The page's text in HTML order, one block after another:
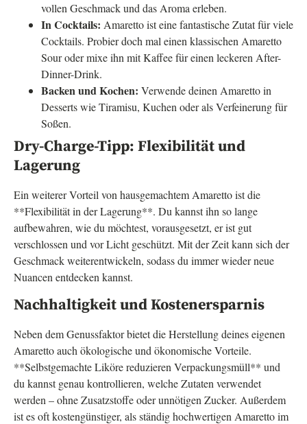
vollen Geschmack und das Aroma erleben.
In Cocktails: Amaretto ist eine fantastische Zutat für viele
Cocktails. Probier doch mal einen klassischen Amaretto
Sour oder mixe ihn mit Kaffee für einen leckeren After-
Dinner-Drink.
Backen und Kochen: Verwende deinen Amaretto in
Desserts wie Tiramisu, Kuchen oder als Verfeinerung für
Soßen.
Dry-Charge-Tipp: Flexibilität und
Lagerung
Ein weiterer Vorteil von hausgemachtem Amaretto ist die
**Flexibilität in der Lagerung**. Du kannst ihn so lange
aufbewahren, wie du möchtest, vorausgesetzt, er ist gut
verschlossen und vor Licht geschützt. Mit der Zeit kann sich der
Geschmack weiterentwickeln, sodass du immer wieder neue
Nuancen entdecken kannst.
Nachhaltigkeit und Kostenersparnis
Neben dem Genussfaktor bietet die Herstellung deines eigenen
Amaretto auch ökologische und ökonomische Vorteile.
**Selbstgemachte Liköre reduzieren Verpackungsmüll** und
du kannst genau kontrollieren, welche Zutaten verwendet
werden – ohne Zusatzstoffe oder unnötigen Zucker. Außerdem
ist es oft kostengünstiger, als ständig hochwertigen Amaretto im